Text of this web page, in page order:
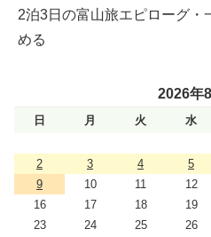
2泊3日の富山旅エピローグ・
める
2026年
日 月 火 水
2
3 4 5
9
10 11 12
16
17 18 19
23
24 25 26